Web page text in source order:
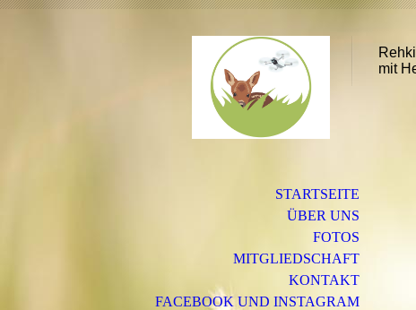
mit
STARTSEITE
ÜBER UNS
FOTOS
MITGLIEDSCHAFT
KONTAKT
FACEBOOK UND INSTAGRAM